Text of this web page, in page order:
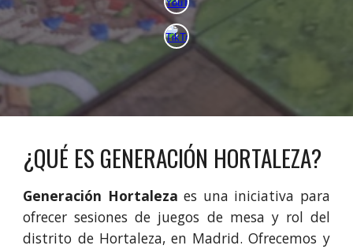
¿QUÉ ES GENERACIÓN HORTALEZA?
Generación Hortaleza es una iniciativa para
ofrecer sesiones de juegos de mesa y rol del
distrito de Hortaleza, en Madrid. Ofrecemos y